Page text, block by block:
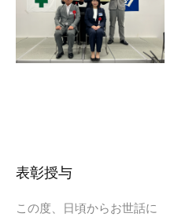
表彰授与
この度、日頃からお世話に